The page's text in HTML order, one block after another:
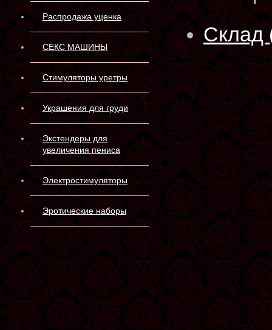
Распродажа уценка
СЕКС МАШИНЫ
Стимуляторы уретры
Украшения для груди
Экстендеры для
увеличения пениса
Электростимуляторы
Эротические наборы
Склад